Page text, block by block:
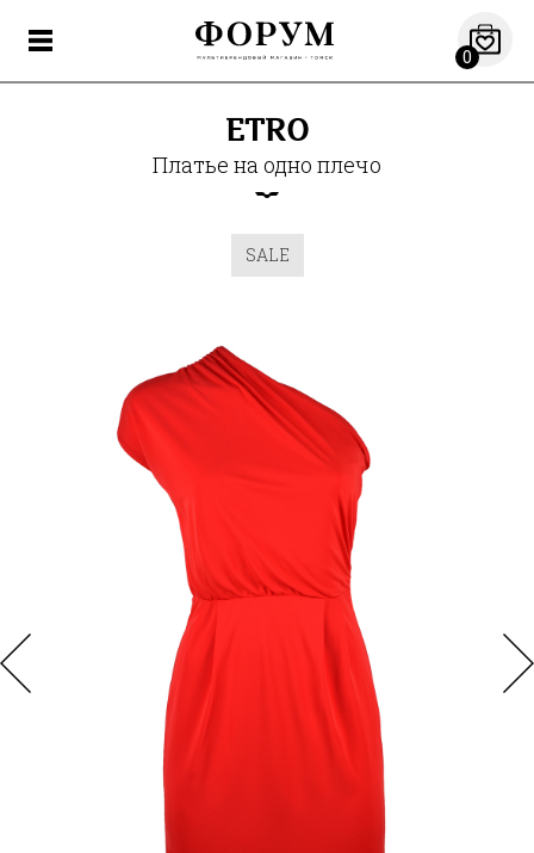
0
ETRO
Платье на одно плечо
SALE